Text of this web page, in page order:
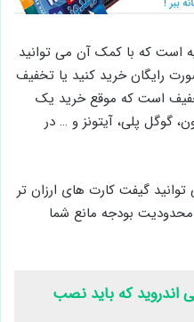
است که با کمک آن می توانید
رایگان خرید کنید یا تخفیف
است که موقع خرید یک
گوگل پلی، آیتونز و … در
گیفت کارت های ارزان تر
بودجه مانع شما
که باید نصب